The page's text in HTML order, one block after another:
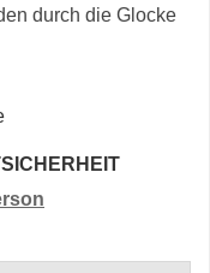
durch die Glocke